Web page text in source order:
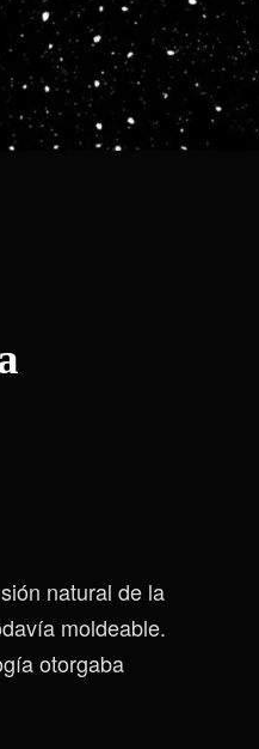
natural de la
moldeable.
otorgaba